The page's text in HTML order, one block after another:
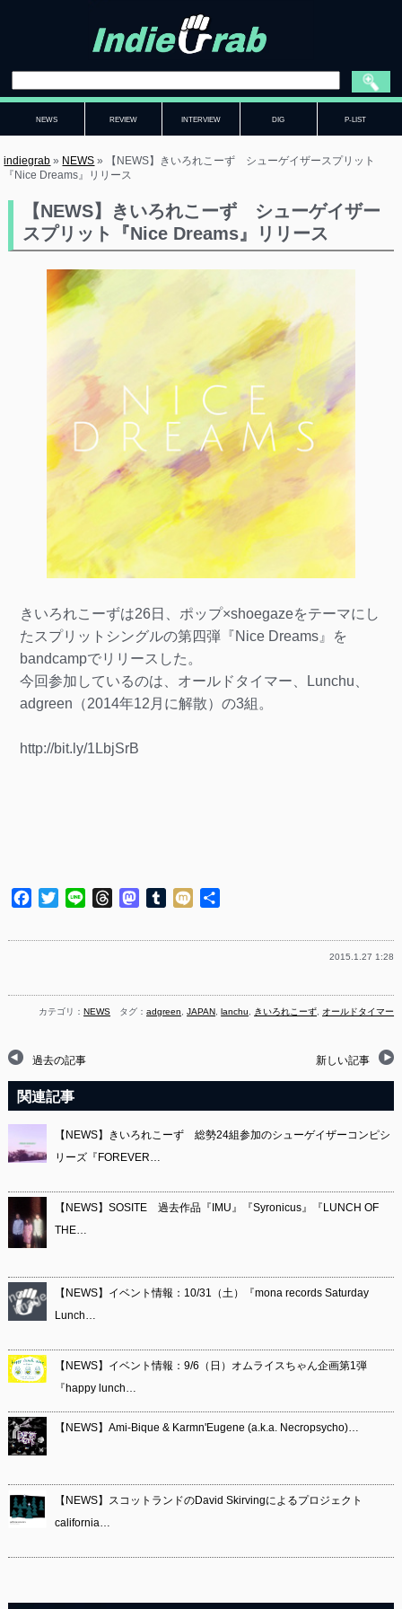
NEWS REVIEW INTERVIEW DIG P-LIST
indiegrab » NEWS »
【NEWS】きいろれこーず シューゲイザースプリット
『Nice Dreams』リリース
【NEWS】きいろれこーず シューゲイザー
スプリット『Nice Dreams』リリース
きいろれこーずは26日、ポップ×shoegazeをテーマにし
たスプリットシングルの第四弾『Nice Dreams』を
bandcampでリリースした。
今回参加しているのは、オールドタイマー、Lunchu、
adgreen（2014年12月に解散）の3組。
http://bit.ly/1LbjSrB
Facebook
TwitterLine ThreadsMastodon
Tumblr
Mixi
2015.1.27 1:28
カテゴリ：NEWS タグ：adgreen ,JAPAN ,lanchu きいろれこーず オールドタイマー
過去の記事 新しい記事
関連記事
【NEWS】きいろれこーず 総勢24組参加のシューゲイザーコンピシ
リーズ『FOREVER…
【NEWS】SOSITE 過去作品『IMU』『Syronicus』『LUNCH OF
THE…
【NEWS】イベント情報：10/31（土）『mona records Saturday
Lunch…
【NEWS】イベント情報：9/6（日）オムライスちゃん企画第1弾
『happy lunch…
【NEWS】Ami-Bique & Karmn'Eugene (a.k.a. Necropsycho)…
【NEWS】スコットランドのDavid Skirvingによるプロジェクト
california…